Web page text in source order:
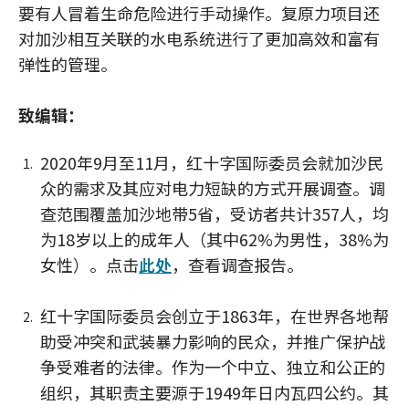
要有人冒着生命危险进行手动操作。复原力项目还
对加沙相互关联的水电系统进行了更加高效和富有
弹性的管理。
致编辑：
2020年9月至11月，红十字国际委员会就加沙民
众的需求及其应对电力短缺的方式开展调查。调
查范围覆盖加沙地带5省，受访者共计357人，均
为18岁以上的成年人（其中62%为男性，38%为
女性）。点击此处，查看调查报告。
红十字国际委员会创立于1863年，在世界各地帮
助受冲突和武装暴力影响的民众，并推广保护战
争受难者的法律。作为一个中立、独立和公正的
组织，其职责主要源于1949年日内瓦四公约。其